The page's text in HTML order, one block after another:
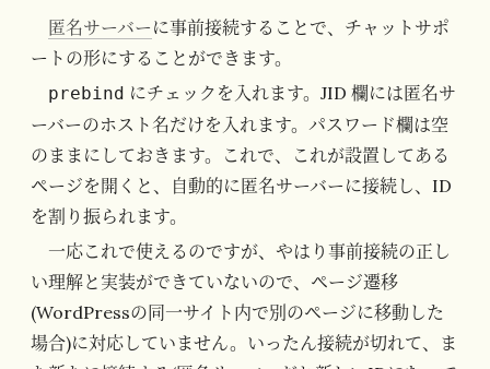
匿名サーバー に事前接続することで、チャットサポ
ートの形にすることができます。
prebind にチェックを入れます。JID 欄には匿名サ
ーバーのホスト名だけを入れます。パスワード欄は空
のままにしておきます。これで、これが設置してある
ページを開くと、自動的に匿名サーバーに接続し、ID
を割り振られます。
一応これで使えるのですが、やはり事前接続の正し
い理解と実装ができていないので、ページ遷移
(WordPressの同一サイト内で別のページに移動した
場合)に対応していません。いったん接続が切れて、ま